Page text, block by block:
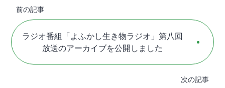
前の記事
ラジオ番組「よふかし生き物ラジオ」第八回
放送のアーカイブを公開しました
次の記事